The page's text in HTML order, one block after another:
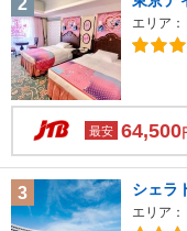
エリア：
最安 64,500
3 シェラ
エリア：